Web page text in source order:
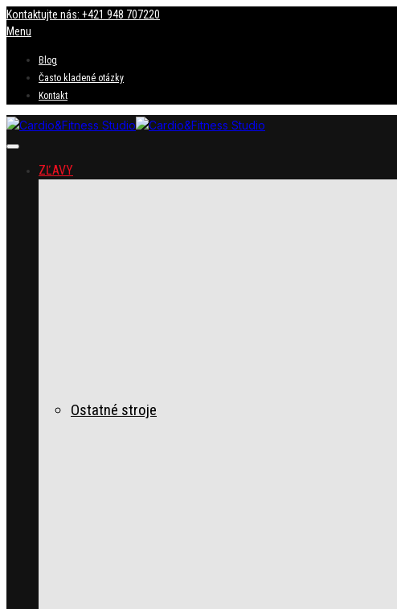
Kontaktujte nás: +421 948 707220
Menu
Blog
Často kladené otázky
Kontakt
ZĽAVY
Ostatné stroje